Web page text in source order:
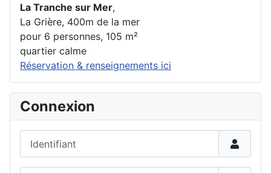
La Tranche sur Mer,
La Grière, 400m de la mer
pour 6 personnes, 105 m²
quartier calme
Réservation & renseignements ici
Connexion